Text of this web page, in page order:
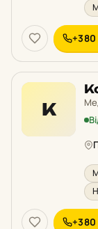
+380
К
+380